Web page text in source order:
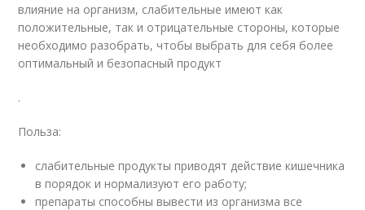
влияние на организм, слабительные имеют как
положительные, так и отрицательные стороны, которые
необходимо разобрать, чтобы выбрать для себя более
оптимальный и безопасный продукт
.
Польза:
слабительные продукты приводят действие кишечника
в порядок и нормализуют его работу;
препараты способны вывести из организма все